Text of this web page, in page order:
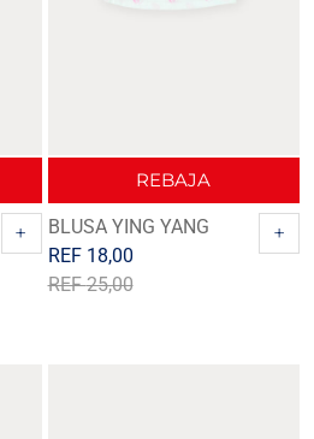
+
REBAJA
BLUSA YING YANG
REF25,00
REF 18,00
+